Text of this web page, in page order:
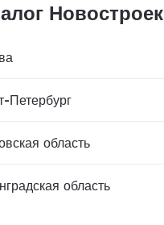
Новостроек
Петербург
область
область